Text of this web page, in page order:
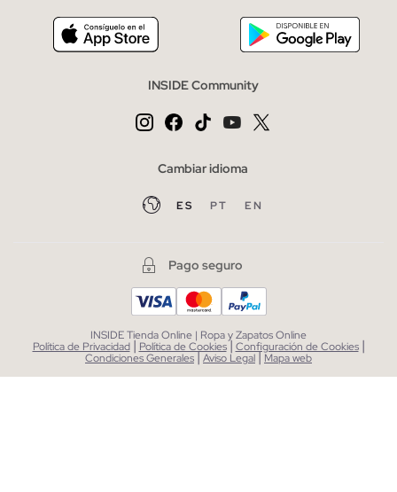
INSIDE Community
Cambiar idioma
ES PT EN
Pago seguro
INSIDE Tienda Online | Ropa y Zapatos Online
Política de Privacidad | Política de Cookies| Configuración de Cookies |
Condiciones Generales|Aviso Legal| Mapa web